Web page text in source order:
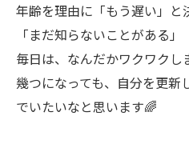
年齢を理由に「もう遅い」と
「まだ知らないことがある
毎日は、なんだかワクワクし
幾つになっても、自分を更新
でいたいなと思います🌈